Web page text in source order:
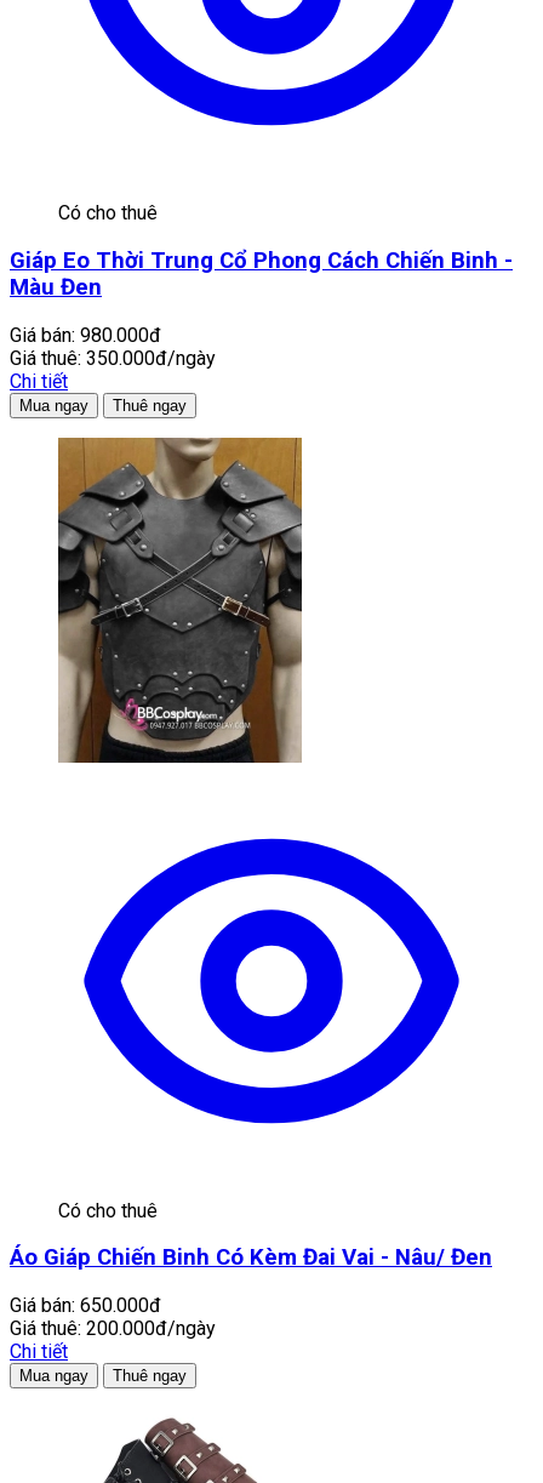
Có cho thuê
Giáp Eo Thời Trung Cổ Phong Cách Chiến Binh -
Màu Đen
Giá bán: 980.000đ
Giá thuê: 350.000đ/ngày
Chi tiết
Mua ngay Thuê ngay
Có cho thuê
Áo Giáp Chiến Binh Có Kèm Đai Vai - Nâu/ Đen
Giá bán: 650.000đ
Giá thuê: 200.000đ/ngày
Chi tiết
Mua ngay Thuê ngay